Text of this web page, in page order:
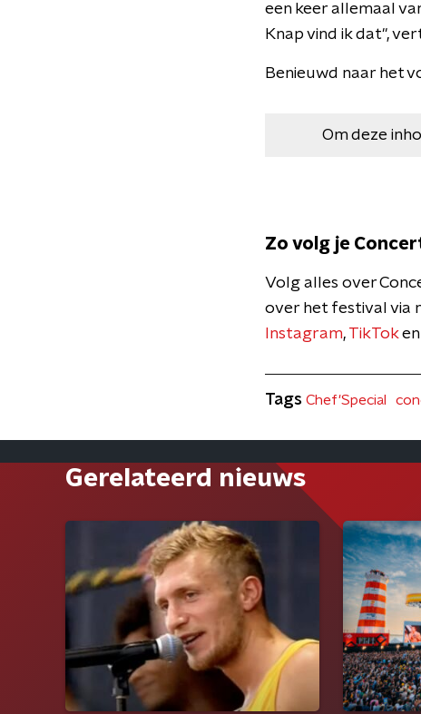
een keer allemaal
Knap vind ik dat",
Benieuwd naar het
Om deze
Zo volg je
Volg alles over
over het festival via
Instagram, TikToken
Tags Chef'Special
Gerelateerd nieuws